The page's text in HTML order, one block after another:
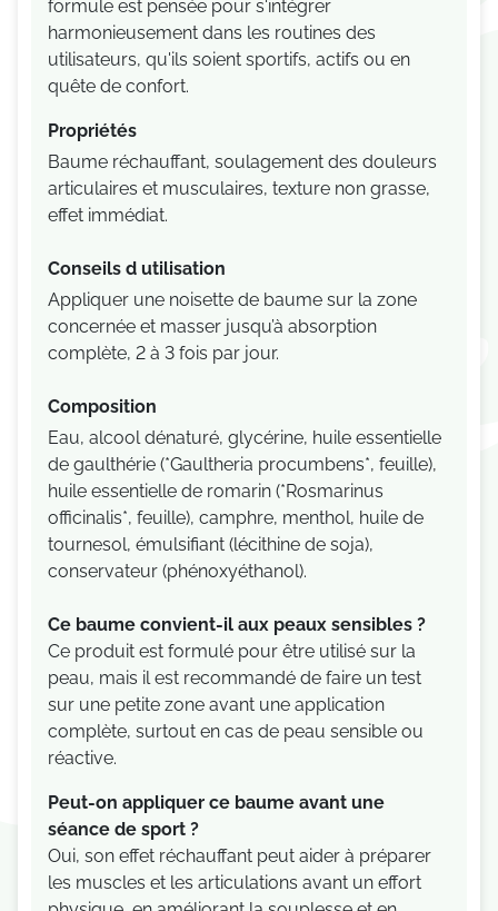
formule est pensée pour s'intégrer
harmonieusement dans les routines des
utilisateurs, qu'ils soient sportifs, actifs ou en
quête de confort.
Propriétés
Baume réchauffant, soulagement des douleurs
articulaires et musculaires, texture non grasse,
effet immédiat.
Conseils d utilisation
Appliquer une noisette de baume sur la zone
concernée et masser jusqu’à absorption
complète, 2 à 3 fois par jour.
Composition
Eau, alcool dénaturé, glycérine, huile essentielle
de gaulthérie (*Gaultheria procumbens*, feuille),
huile essentielle de romarin (*Rosmarinus
officinalis*, feuille), camphre, menthol, huile de
tournesol, émulsifiant (lécithine de soja),
conservateur (phénoxyéthanol).
Ce baume convient-il aux peaux sensibles ?
Ce produit est formulé pour être utilisé sur la
peau, mais il est recommandé de faire un test
sur une petite zone avant une application
complète, surtout en cas de peau sensible ou
réactive.
Peut-on appliquer ce baume avant une
séance de sport ?
Oui, son effet réchauffant peut aider à préparer
les muscles et les articulations avant un effort